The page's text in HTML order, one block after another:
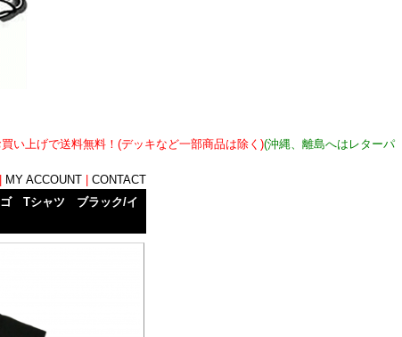
い上げで送料無料！(デッキなど一部商品は除く)(沖縄、離島へはレターパ
MY ACCOUNT CONTACT
ゴ Tシャツ ブラック/イ